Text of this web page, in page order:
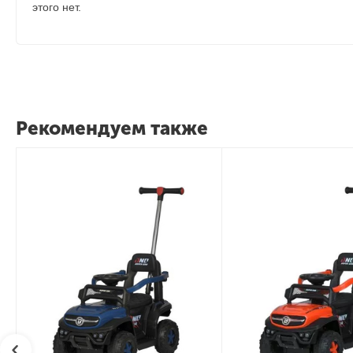
этого нет.
Рекомендуем также